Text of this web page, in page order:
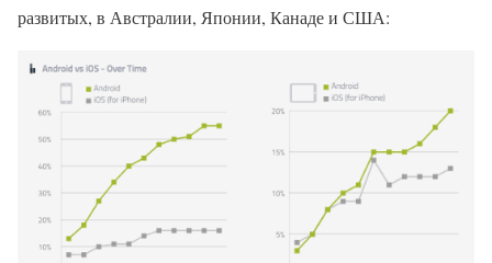
развитых, в Австралии, Японии, Канаде и США: